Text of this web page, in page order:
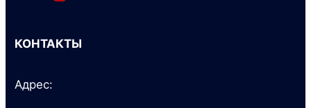
КОНТАКТЫ
Адрес: